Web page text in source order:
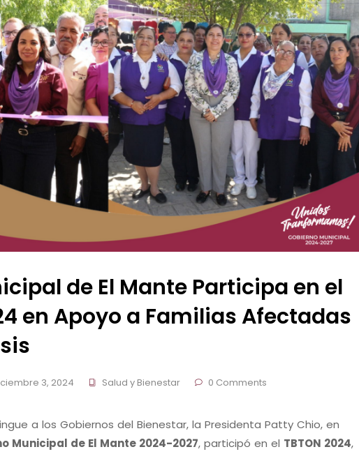
de El Mante Participa en el
en Apoyo a Familias Afectadas
3, 2024 Salud y Bienestar 0 Comments
a los Gobiernos del Bienestar, la Presidenta Patty Chio, en
Municipal de El Mante 2024-2027, participó en el TBTON 2024,